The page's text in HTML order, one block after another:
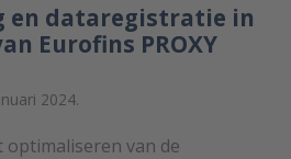
en dataregistratie in
Eurofins PROXY
2024.
van de